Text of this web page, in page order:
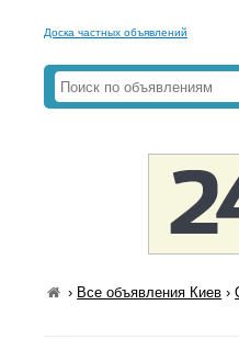
Доска частных объявлений
› Все объявления Киев ›